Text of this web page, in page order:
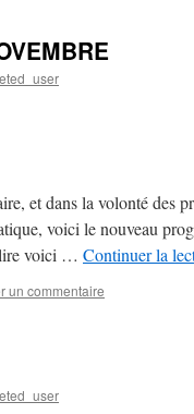
et dans la volonté des
voici le nouveau
lire voici … Continuer la
un commentaire